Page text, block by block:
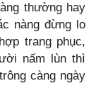
thường hay
nàng đừng lo
trang phục,
nấm lùn thì
càng ngày